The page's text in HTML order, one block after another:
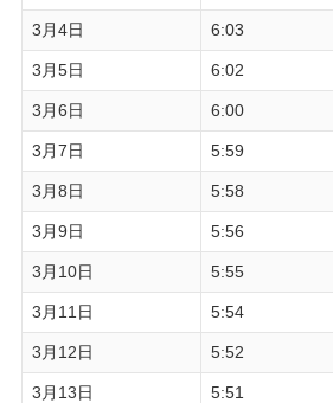
3月4日 6:03
3月5日 6:02
3月6日 6:00
3月7日 5:59
3月8日 5:58
3月9日 5:56
3月10日 5:55
3月11日 5:54
3月12日 5:52
3月13日 5:51